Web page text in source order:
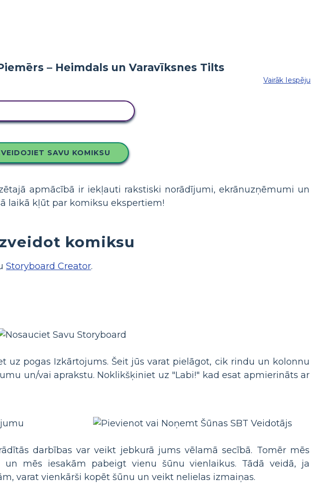
Vairāk Iespēju
SAVU KOMIKSU
apmācībā ir iekļauti rakstiski norādījumi, ekrānuzņēmumi un
laikā kļūt par komiksu ekspertiem!
komiksu
Storyboard Creator.
uz pogas Izkārtojums. Šeit jūs varat pielāgot, cik rindu un kolonnu
un/vai aprakstu. Noklikšķiniet uz "Labi!" kad esat apmierināts ar
darbības var veikt jebkurā jums vēlamā secībā. Tomēr mēs
mēs iesakām pabeigt vienu šūnu vienlaikus. Tādā veidā, ja
varat vienkārši kopēt šūnu un veikt nelielas izmaiņas.